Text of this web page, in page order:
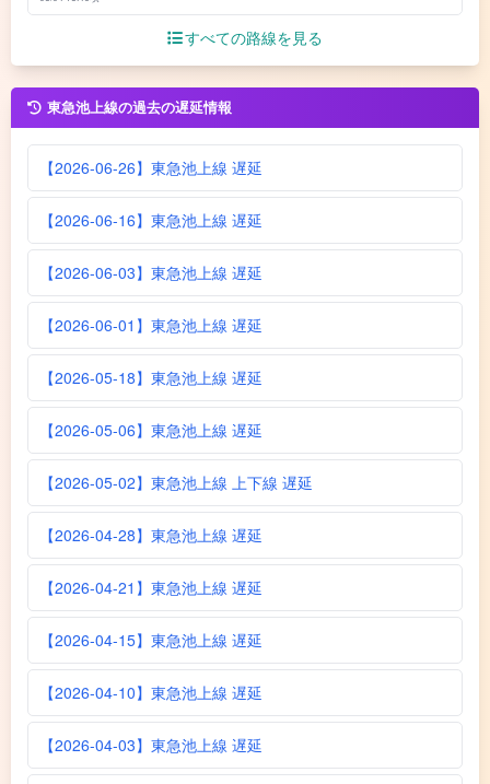
すべての路線を見る
東急池上線の過去の遅延情報
【2026-06-26】東急池上線 遅延
【2026-06-16】東急池上線 遅延
【2026-06-03】東急池上線 遅延
【2026-06-01】東急池上線 遅延
【2026-05-18】東急池上線 遅延
【2026-05-06】東急池上線 遅延
【2026-05-02】東急池上線 上下線 遅延
【2026-04-28】東急池上線 遅延
【2026-04-21】東急池上線 遅延
【2026-04-15】東急池上線 遅延
【2026-04-10】東急池上線 遅延
【2026-04-03】東急池上線 遅延